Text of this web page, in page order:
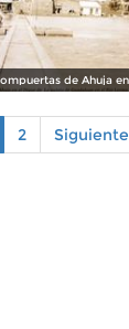
2 Siguiente